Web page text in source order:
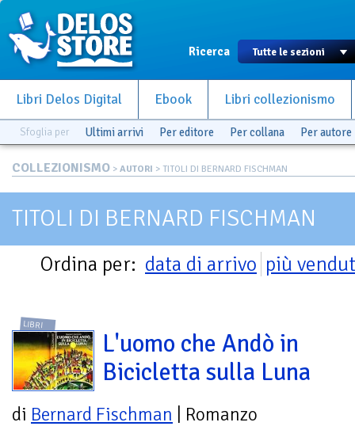
Ricerca
Libri Delos Digital Ebook Libri collezionismo
Sfoglia per Ultimi arrivi Per editore Per collana Per autore
COLLEZIONISMO > AUTORI > TITOLI DI BERNARD FISCHMAN
TITOLI DI BERNARD FISCHMAN
Ordina per: data di arrivo più
LIBRI
L'uomo che Andò in
Bicicletta sulla Luna
di Bernard Fischman | Romanzo